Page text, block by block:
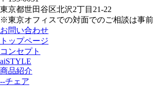
東京都世田谷区北沢2丁目21-22
※東京オフィスでの対面でのご相談は事前
お問い合わせ
トップページ
コンセプト
aiSTYLE
商品紹介
--チェア